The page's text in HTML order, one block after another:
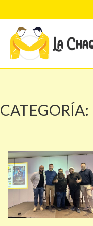
CATEGORÍA: